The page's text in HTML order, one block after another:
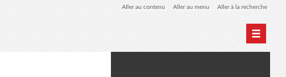
Aller au contenu Aller au menu Aller à la recherche